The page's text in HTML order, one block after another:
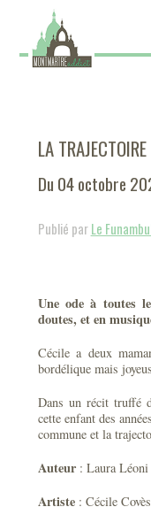
LA
Du 04 octobre
Publié parLe
Une ode à toutes
doutes, et en
Cécile a deux
bordélique mais
Dans un récit truffé
cette enfant des
commune et la
Auteur : Laura Léoni
Artiste : Cécile Covès